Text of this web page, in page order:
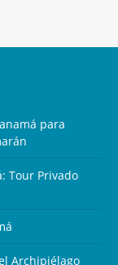
para
Tour Privado
Archipiélago